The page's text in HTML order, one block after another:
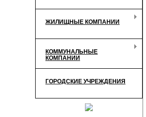
ЖИЛИЩНЫЕ КОМПАНИИ
КОММУНАЛЬНЫЕ
КОМПАНИИ
ГОРОДСКИЕ УЧРЕЖДЕНИЯ